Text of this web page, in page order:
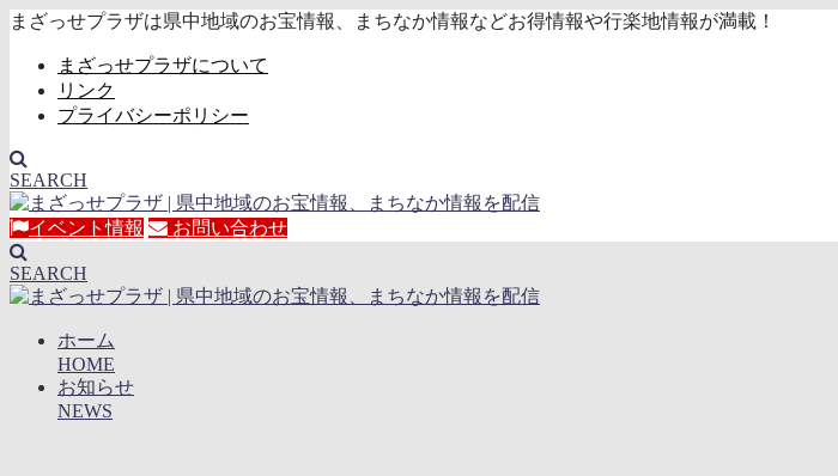
まざっせプラザは県中地域のお宝情報、まちなか情報などお得情報や行楽地情報が満載！
まざっせプラザについて
リンク
プライバシーポリシー
SEARCH
イベント情報 お問い合わせ
SEARCH
ホーム
HOME
お知らせ
NEWS